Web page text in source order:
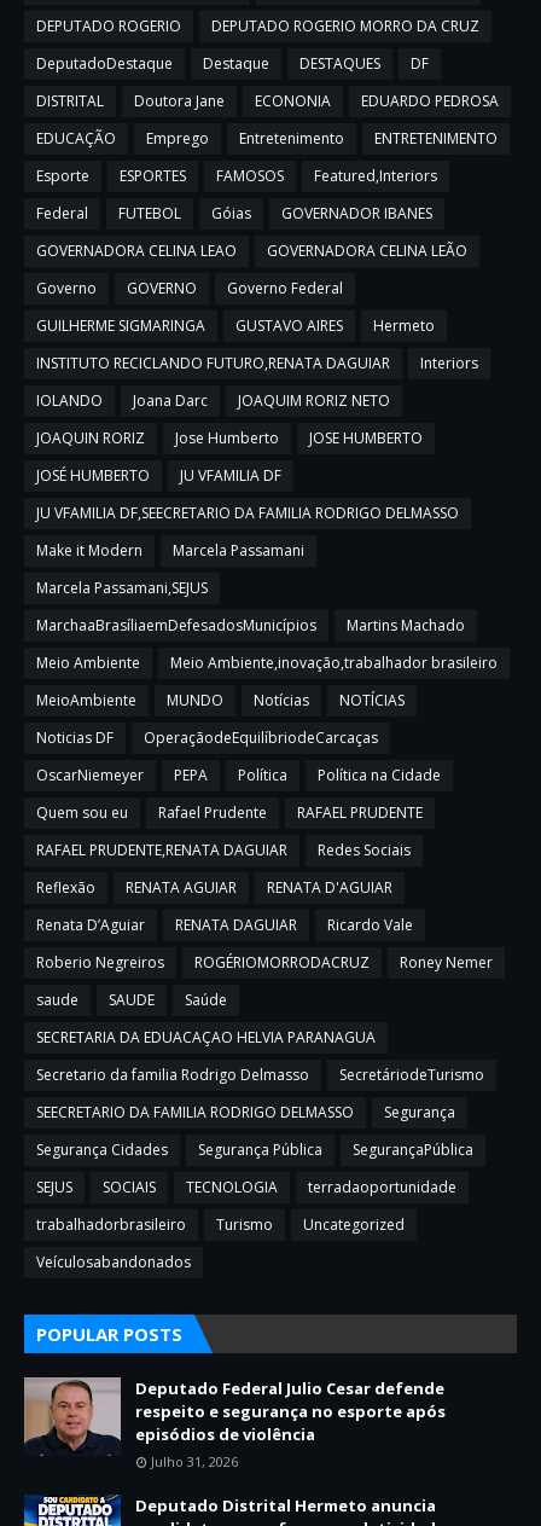
DEPUTADO ROGERIO
DEPUTADO ROGERIO MORRO DA CRUZ
DeputadoDestaque
Destaque DESTAQUES
DF
DISTRITAL
Doutora Jane ECONONIA
EDUARDO PEDROSA
EDUCAÇÃO
Emprego Entretenimento
ENTRETENIMENTO
Esporte
ESPORTES FAMOSOS
Featured,Interiors
Federal
FUTEBOL Góias
GOVERNADOR IBANES
GOVERNADORA CELINA LEAO
GOVERNADORA CELINA LEÃO
Governo
GOVERNO
Governo Federal
GUILHERME SIGMARINGA
GUSTAVO AIRES
Hermeto
INSTITUTO RECICLANDO FUTURO,RENATA DAGUIAR
Interiors
IOLANDO
Joana Darc
JOAQUIM RORIZ NETO
JOAQUIN RORIZ
Jose Humberto
JOSE HUMBERTO
JOSÉ HUMBERTO
JU VFAMILIA DF
JU VFAMILIA DF,SEECRETARIO DA FAMILIA RODRIGO DELMASSO
Make it Modern
Marcela Passamani
Marcela Passamani,SEJUS
MarchaaBrasíliaemDefesadosMunicípios
Martins Machado
Meio Ambiente
Meio Ambiente,inovação,trabalhador brasileiro
MeioAmbiente
MUNDO Notícias
NOTÍCIAS
Noticias DF
OperaçãodeEquilíbriodeCarcaças
OscarNiemeyer
PEPA Política
Política na Cidade
Quem sou eu
Rafael Prudente
RAFAEL PRUDENTE
RAFAEL PRUDENTE,RENATA DAGUIAR
Redes Sociais
Reflexão
RENATA AGUIAR
RENATA D'AGUIAR
Renata D’Aguiar
RENATA DAGUIAR
Ricardo Vale
Roberio Negreiros
ROGÉRIOMORRODACRUZ
Roney Nemer
saude
SAUDE
Saúde
SECRETARIA DA EDUACAÇAO HELVIA PARANAGUA
Secretario da familia Rodrigo Delmasso
SecretáriodeTurismo
SEECRETARIO DA FAMILIA RODRIGO DELMASSO
Segurança
Segurança Cidades
Segurança Pública
SegurançaPública
SEJUS
SOCIAIS TECNOLOGIA
terradaoportunidade
trabalhadorbrasileiro
Turismo
Uncategorized
Veículosabandonados
POPULAR POSTS
Deputado Federal Julio Cesar defende
respeito e segurança no esporte após
episódios de violência
Julho 31, 2026
Deputado Distrital Hermeto anuncia